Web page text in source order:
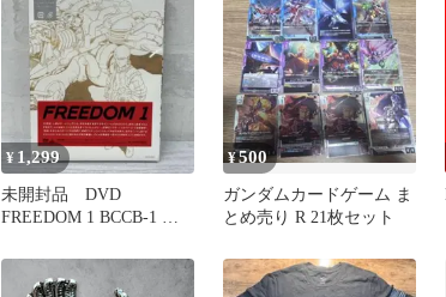
¥ 1,299
未開封品 DVD
FREEDOM 1 BCCB-1 限
¥500
ガンダムカードゲーム ま
とめ売り R 21枚セット